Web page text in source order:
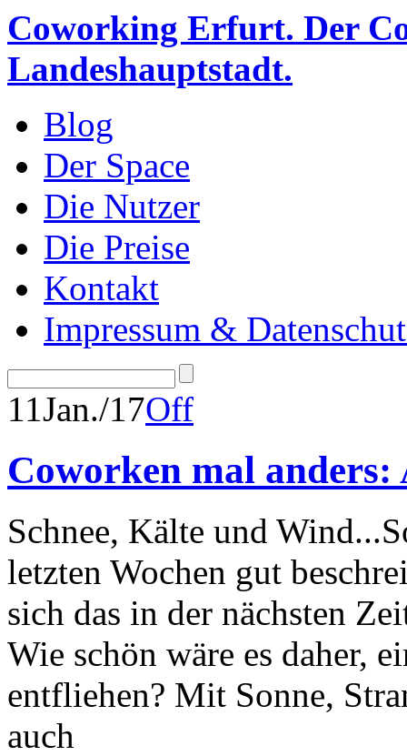
Coworking Erfurt. Der
Landeshauptstadt.
Blog
Der Space
Die Nutzer
Die Preise
Kontakt
Impressum &
11Jan./17Off
Coworken mal anders:
Schnee, Kälte und
letzten Wochen gut
sich das in der nächsten
Wie schön wäre es daher,
entfliehen? Mit Sonne,
auch